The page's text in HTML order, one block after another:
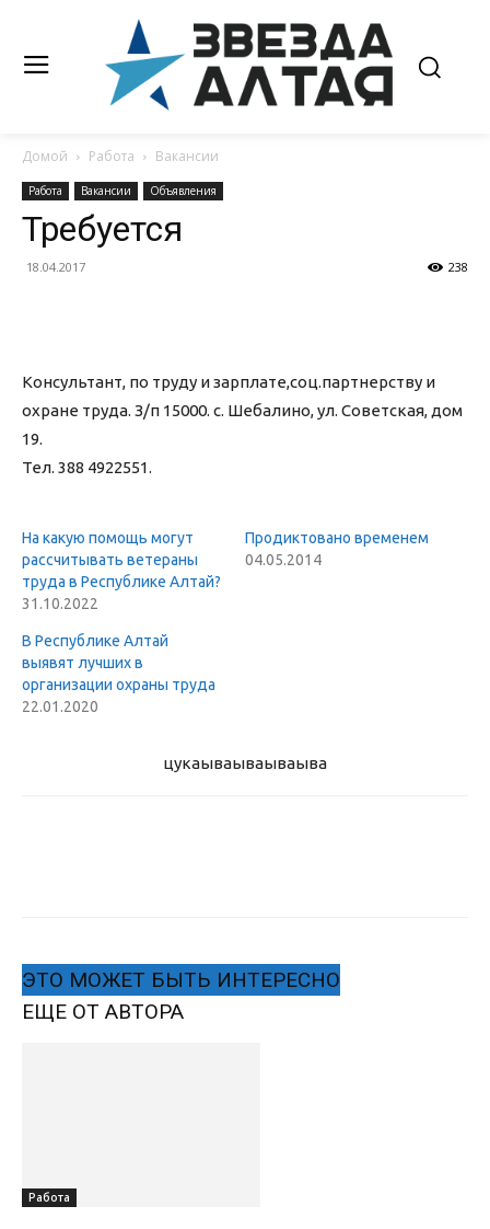
Домой Работа Вакансии
Работа Вакансии Объявления
Требуется
18.04.2017 238
Консультант, по труду и зарплате,соц.партнерству и
охране труда. З/п 15000. с. Шебалино, ул. Советская, дом
19.
Тел. 388 4922551.
На какую помощь могут
рассчитывать ветераны
труда в Республике Алтай?
31.10.2022
Продиктовано временем
04.05.2014
В Республике Алтай
выявят лучших в
организации охраны труда
22.01.2020
цукаываываываыва
ЭТО МОЖЕТ БЫТЬ ИНТЕРЕСНО
ЕЩЕ ОТ АВТОРА
Работа